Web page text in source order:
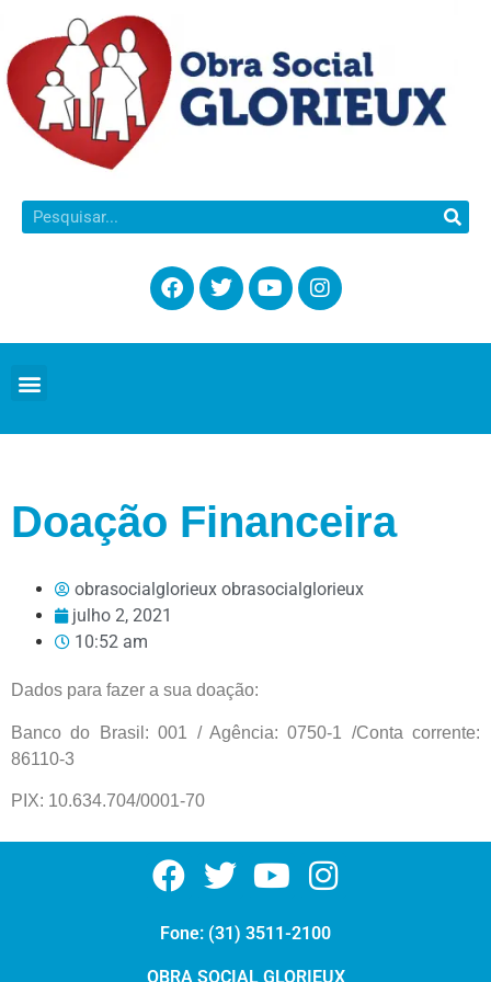
Doação Financeira
obrasocialglorieux obrasocialglorieux
julho 2, 2021
10:52 am
Dados para fazer a sua doação:
Banco do Brasil: 001 / Agência: 0750-1 /Conta corrente:
86110-3
PIX: 10.634.704/0001-70
Fone: (31) 3511-2100
OBRA SOCIAL GLORIEUX